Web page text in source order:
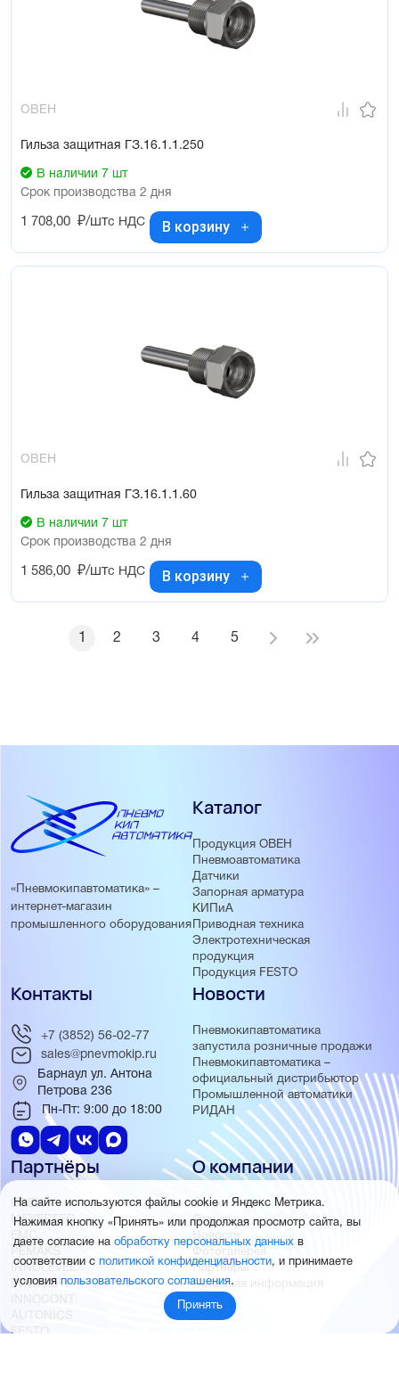
ОВЕН
Гильза защитная ГЗ.16.1.1.250
В наличии 7 шт
Срок производства 2 дня
1 708,00 ₽/штс НДС В корзину
ОВЕН
Гильза защитная ГЗ.16.1.1.60
В наличии 7 шт
Срок производства 2 дня
1 586,00 ₽/штс НДС В корзину
1 2 3 4 5
«Пневмокипавтоматика» –
интернет-магазин
промышленного оборудования
Каталог
Продукция ОВЕН
Пневмоавтоматика
Датчики
Запорная арматура
КИПиА
Приводная техника
Электротехническая
продукция
Продукция FESTO
Новости
Пневмокипавтоматика
запустила розничные продажи
Пневмокипавтоматика –
официальный дистрибьютор
Промышленной автоматики
РИДАН
Партнёры
ОВЕН
MEYERTEC
EMC
PEMAKS
INNOLEVEL
INNOVERT
INNOCONT
AUTONICS
FESTO
О компании
О нас
Отзывы
Новости
Фотогалерея
Партнёры
Правовая информация
Контакты
+7 (3852) 56-02-77
sales@pnevmokip.ru
Барнаул ул. Антона
Петрова 236
Пн-Пт: 9:00 до 18:00
На сайте используются файлы cookie и Яндекс Метрика.
Нажимая кнопку «Принять» или продолжая просмотр сайта, вы
даете согласие на обработку персональных данных в
соответствии с политикой конфиденциальности, и принимаете
условияпользовательского соглашения.
Принять